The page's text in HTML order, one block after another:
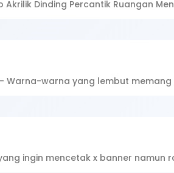
Akrilik Dinding Percantik Ruangan
Warna-warna yang lembut
ingin mencetak x banner